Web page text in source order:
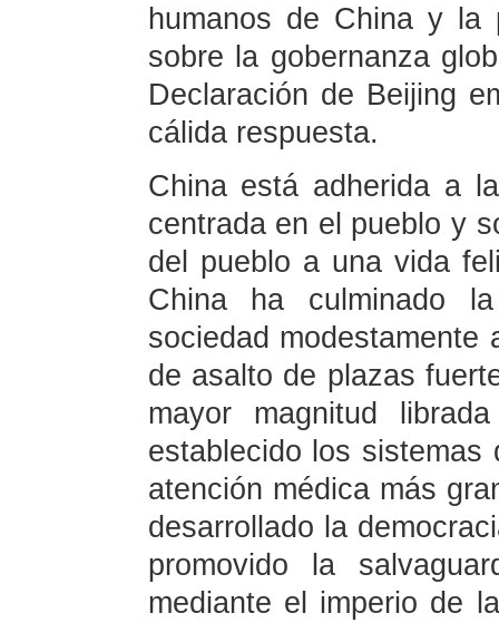
humanos de China y la
sobre la gobernanza
Declaración de Beijing
cálida respuesta.
China está adherida a
centrada en el pueblo y
del pueblo a una vida
China ha culminado
sociedad modestamente
de asalto de plazas
mayor magnitud
establecido los
atención médica más
desarrollado la
promovido la
mediante el imperio de